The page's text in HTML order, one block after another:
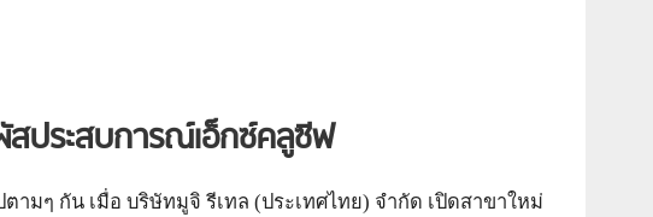
ประสบการณ์เอ็กซ์คลูซีฟ
ๆ กัน เมื่อ บริษัทมูจิ รีเทล (ประเทศไทย) จำกัด เปิดสาขาใหม่